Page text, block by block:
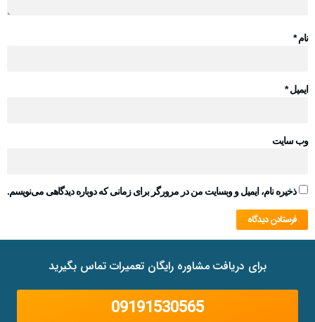
نام*
ایمیل*
وب‌ سایت
ذخیره نام، ایمیل و وبسایت من در مرورگر برای زمانی که دوباره دیدگاهی می‌نویسم.
برای دریافت مشاوره رایگان تعمیرات تماس بگیرید
09191530565